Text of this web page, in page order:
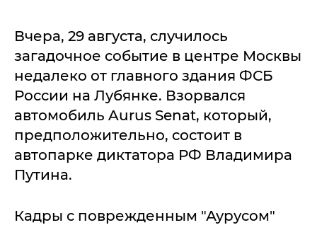
Вчера, 29 августа, случилось
загадочное событие в центре Москвы
недалеко от главного здания ФСБ
России на Лубянке. Взорвался
автомобиль Aurus Senat, который,
предположительно, состоит в
автопарке диктатора РФ Владимира
Путина.
Кадры с поврежденным "Аурусом"